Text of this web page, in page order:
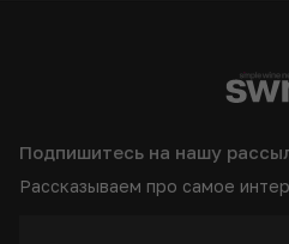
Подпишитесь на нашу
Рассказываем про самое